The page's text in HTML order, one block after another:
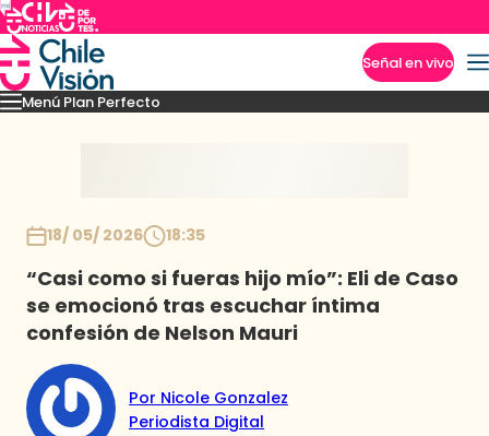
Señal en vivo
Menú Plan Perfecto
Momentos Capítulos Novedades
18/ 05/ 2026 18:35
“Casi como si fueras hijo mío”: Eli de Caso
se emocionó tras escuchar íntima
confesión de Nelson Mauri
Por Nicole Gonzalez
Periodista Digital
Imperdibles